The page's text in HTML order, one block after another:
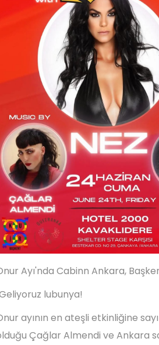
Ayı'nda Cabinn Ankara,
lubunya!
ayının en ateşli etkinliğine
Çağlar Almendi ve Ankara